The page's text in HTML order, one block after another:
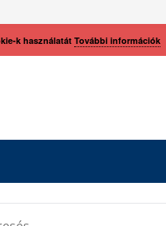
k használatát További információk